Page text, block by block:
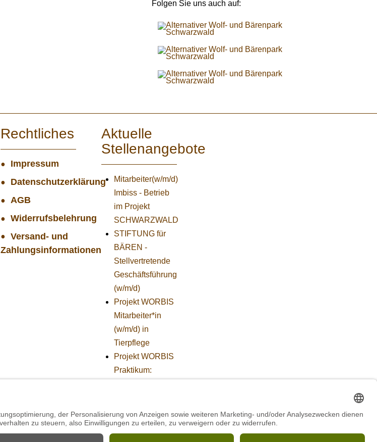
Folgen Sie uns auch auf:
Rechtliches
Impressum
Datenschutzerklärung
AGB
Widerrufsbelehrung
Versand- und
Zahlungsinformationen
Aktuelle
Stellenangebote
Mitarbeiter(w/m/d)
Imbiss - Betrieb
im Projekt
SCHWARZWALD
STIFTUNG für
BÄREN -
Stellvertretende
Geschäftsführung
(w/m/d)
Projekt WORBIS
Mitarbeiter*in
(w/m/d) in
Tierpflege
Projekt WORBIS
Praktikum:
Mitarbeiter/in
Technik im